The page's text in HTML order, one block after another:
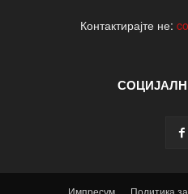
Контактирајте не:
Импресум Политика